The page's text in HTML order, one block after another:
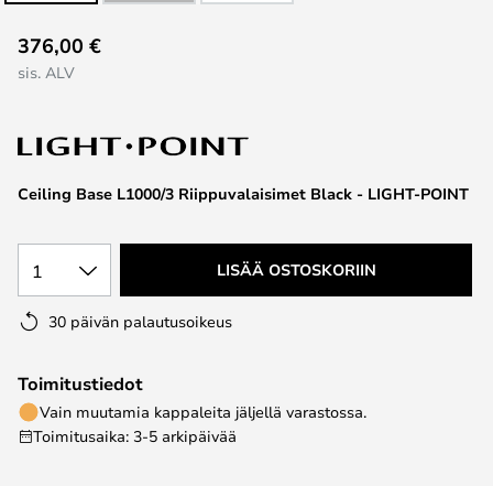
to
the
of
images
Ceiling Base L1000/3 Riippuvalaisimet Black - LIGHT-POINT
376,00 €
sis. ALV
1 LISÄÄ OSTOSKORIIN
30 päivän palautusoikeus
Toimitustiedot
Vain muutamia kappaleita jäljellä varastossa.
Toimitusaika: 3-5 arkipäivää